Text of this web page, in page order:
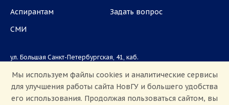
Аспирантам
СМИ
Задать вопрос
ул. Большая Санкт-Петербургская, 41, каб.
Приемная комиссия: +7(8162)33-20-44
Мы используем файлы cookies и аналитические сервисы
для улучшения работы сайта НовГУ и большего удобства
его использования. Продолжая пользоваться сайтом, вы